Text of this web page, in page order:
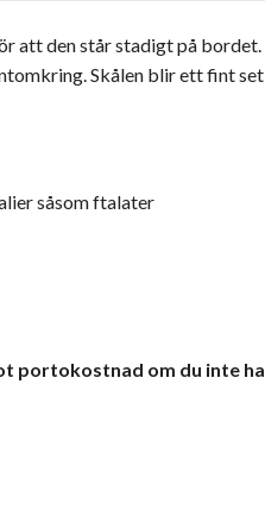
att den står stadigt på
Skålen blir ett fint
såsomftalater
portokostnad om du inte